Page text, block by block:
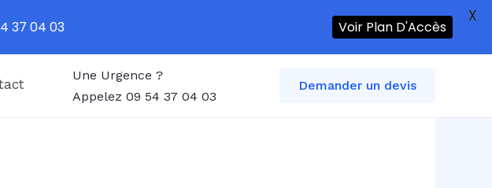
Une Urgence ?
Appelez 09 54 37 04 03
Demander un devis
37 04 03 Voir Plan D'Accès
X